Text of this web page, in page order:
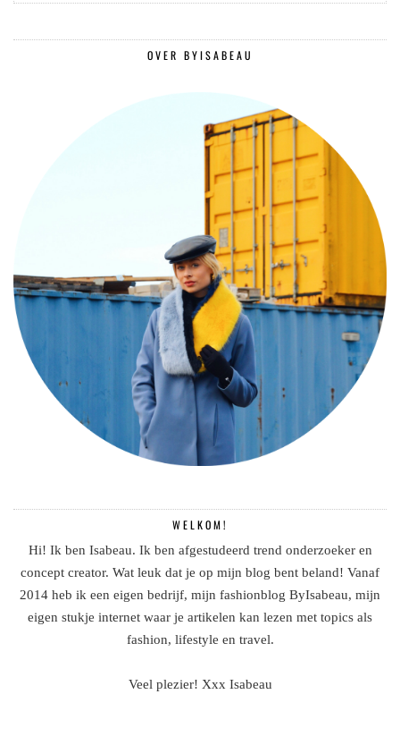
OVER BYISABEAU
WELKOM!
Hi! Ik ben Isabeau. Ik ben afgestudeerd trend onderzoeker en
concept creator. Wat leuk dat je op mijn blog bent beland! Vanaf
2014 heb ik een eigen bedrijf, mijn fashionblog ByIsabeau, mijn
eigen stukje internet waar je artikelen kan lezen met topics als
fashion, lifestyle en travel.
Veel plezier! Xxx Isabeau